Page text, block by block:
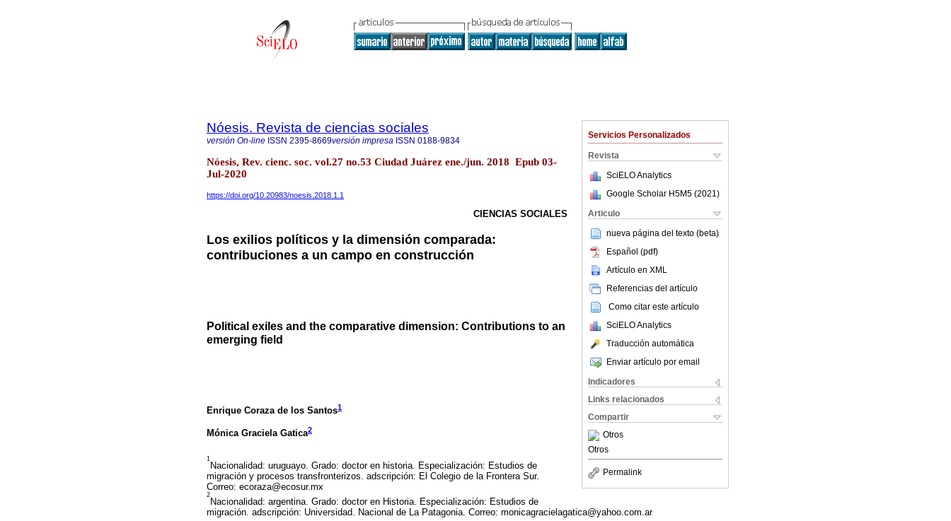
Servicios Personalizados
Revista
SciELO Analytics
Google Scholar H5M5 (2021 )
Articulo
nueva página del texto (beta)
Español (pdf)
Artículo en XML
Referencias del artículo
Como citar este artículo
SciELO Analytics
Traducción automática
Enviar artículo por email
Indicadores
Links relacionados
Compartir
Otros
Otros
Permalink
Nóesis. Revista de ciencias sociales
versión On-line ISSN 2395-8669versión impresa ISSN 0188-9834
Nóesis, Rev. cienc. soc. vol.27 no.53 Ciudad Juárez ene./jun. 2018 Epub 03-
Jul-2020
https://doi.org/10.20983/noesis.2018.1.1
CIENCIAS SOCIALES
Los exilios políticos y la dimensión comparada:
contribuciones a un campo en construcción
Political exiles and the comparative dimension: Contributions to an
emerging field
Enrique Coraza de los Santos1
Mónica Graciela Gatica2
1
Nacionalidad: uruguayo. Grado: doctor en historia. Especialización: Estudios de
migración y procesos transfronterizos. adscripción: El Colegio de la Frontera Sur.
Correo: ecoraza@ecosur.mx
2
Nacionalidad: argentina. Grado: doctor en Historia. Especialización: Estudios de
migración. adscripción: Universidad. Nacional de La Patagonia. Correo: monicagracielagatica@yahoo.com.ar